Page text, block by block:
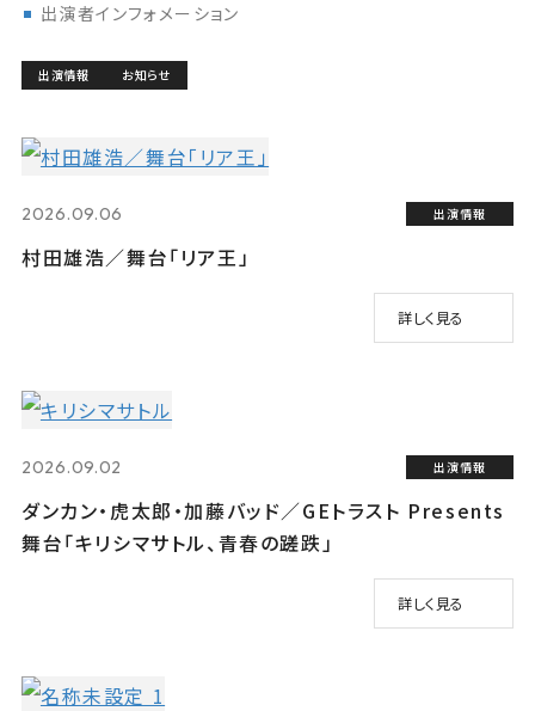
出演者インフォメーション
出演情報 お知らせ
2026.09.06 出演情報
村田雄浩／舞台「リア王」
詳しく見る
2026.09.02 出演情報
ダンカン・虎太郎・加藤バッド／GEトラスト Presents
舞台「キリシマサトル、青春の蹉跌」
詳しく見る